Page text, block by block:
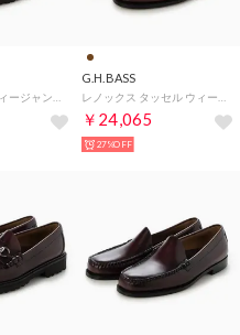
G.H.BASS
￥24,065
27%OFF